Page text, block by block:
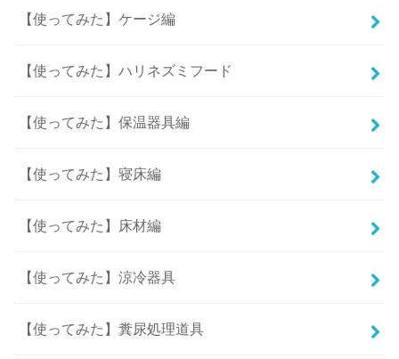
【使ってみた】ケージ編
【使ってみた】ハリネズミフード
【使ってみた】保温器具編
【使ってみた】寝床編
【使ってみた】床材編
【使ってみた】涼冷器具
【使ってみた】糞尿処理道具